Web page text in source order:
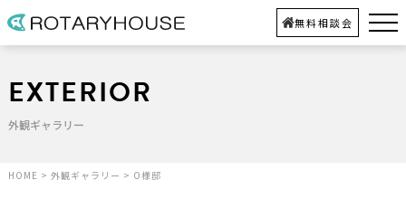
無料相談会
EXTERIOR
外観ギャラリー
HOME > 外観ギャラリー > O様邸